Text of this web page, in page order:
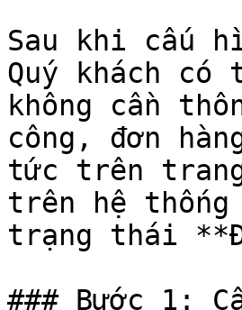
Sau khi cấu
Quý khách
không cần
công, đơn
tức trên
trên hệ thống
trạng thái
### Bước 1: